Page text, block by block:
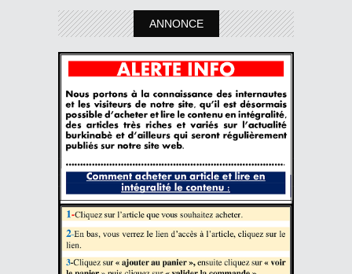
ANNONCE